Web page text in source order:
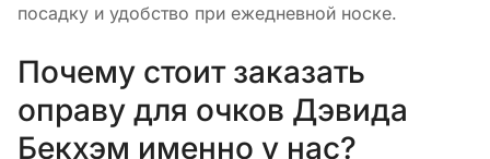
посадку и удобство при ежедневной носке.
Почему стоит заказать
оправу для очков Дэвида
Бекхэм именно у нас?